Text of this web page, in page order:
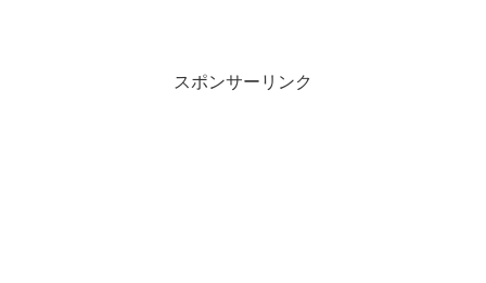
スポンサーリンク